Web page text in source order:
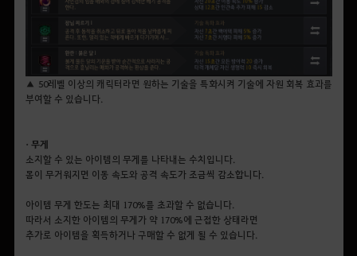
▲ 50레벨 이상의 캐릭터라면 원하는 기술을 특화시켜 기술에 자원 회복 효과를
부여할 수 있습니다.
• 무게
소지할 수 있는 아이템의 무게를 나타내는 수치입니다.
몸이 무거워지면 이동 속도와 공격 속도가 조금씩 감소합니다.
아이템 무게 한도는 최대 170%를 초과할 수 없습니다.
따라서 소지한 아이템의 무게가 약 170%에 근접한 상태라면
추가로 아이템을 획득하거나 구매할 수 없게 될 수 있습니다.